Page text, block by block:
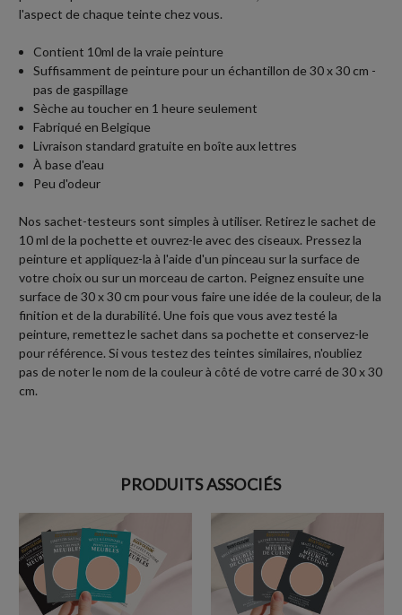
l'aspect de chaque teinte chez vous.
Contient 10ml de la vraie peinture
Suffisamment de peinture pour un échantillon de 30 x 30 cm -
pas de gaspillage
Sèche au toucher en 1 heure seulement
Fabriqué en Belgique
Livraison standard gratuite en boîte aux lettres
À base d'eau
Peu d'odeur
Nos sachet-testeurs sont simples à utiliser. Retirez le sachet de
10 ml de la pochette et ouvrez-le avec des ciseaux. Pressez la
peinture et appliquez-la à l'aide d'un pinceau sur la surface de
votre choix ou sur un morceau de carton. Peignez ensuite une
surface de 30 x 30 cm pour vous faire une idée de la couleur, de la
finition et de la durabilité. Une fois que vous avez testé la
peinture, remettez le sachet dans sa pochette et conservez-le
pour référence. Si vous testez des teintes similaires, n'oubliez
pas de noter le nom de la couleur à côté de votre carré de 30 x 30
cm.
PRODUITS ASSOCIÉS